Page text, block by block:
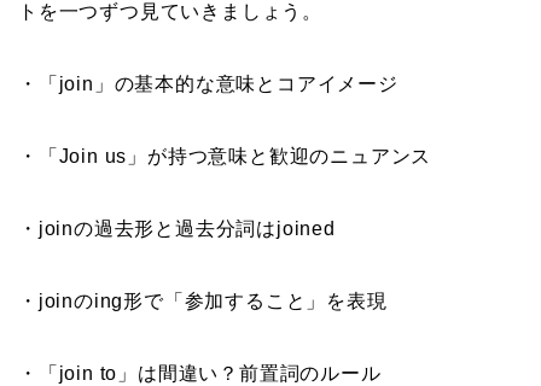
トを一つずつ見ていきましょう。
・「join」の基本的な意味とコアイメージ
・「Join us」が持つ意味と歓迎のニュアンス
・joinの過去形と過去分詞はjoined
・joinのing形で「参加すること」を表現
・「join to」は間違い？前置詞のルール